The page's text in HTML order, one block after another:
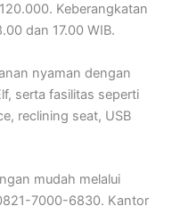
Keberangkatan
dan 17.00 WIB.
nyaman dengan
serta fasilitas seperti
reclining seat, USB
mudah melalui
7000-6830. Kantor